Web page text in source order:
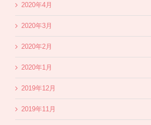
2020年4月
2020年3月
2020年2月
2020年1月
2019年12月
2019年11月